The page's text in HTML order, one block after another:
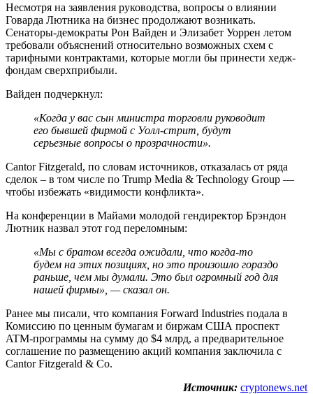
Несмотря на заявления руководства, вопросы о влиянии
Говарда Лютника на бизнес продолжают возникать.
Сенаторы-демократы Рон Вайден и Элизабет Уоррен летом
требовали объяснений относительно возможных схем с
тарифными контрактами, которые могли бы принести хедж-
фондам сверхприбыли.
Вайден подчеркнул:
«Когда у вас сын министра торговли руководит
его бывшей фирмой с Уолл-стрит, будут
серьезные вопросы о прозрачности».
Cantor Fitzgerald, по словам источников, отказалась от ряда
сделок – в том числе по Trump Media & Technology Group —
чтобы избежать «видимости конфликта».
На конференции в Майами молодой гендиректор Брэндон
Лютник назвал этот год переломным:
«Мы с братом всегда ожидали, что когда-то
будем на этих позициях, но это произошло гораздо
раньше, чем мы думали. Это был огромный год для
нашей фирмы» , — сказал он.
Ранее мы писали, что компания Forward Industries подала в
Комиссию по ценным бумагам и биржам США проспект
ATM-программы на сумму до $4 млрд, а предварительное
соглашение по размещению акций компания заключила с
Cantor Fitzgerald & Co.
Источник: cryptonews.net